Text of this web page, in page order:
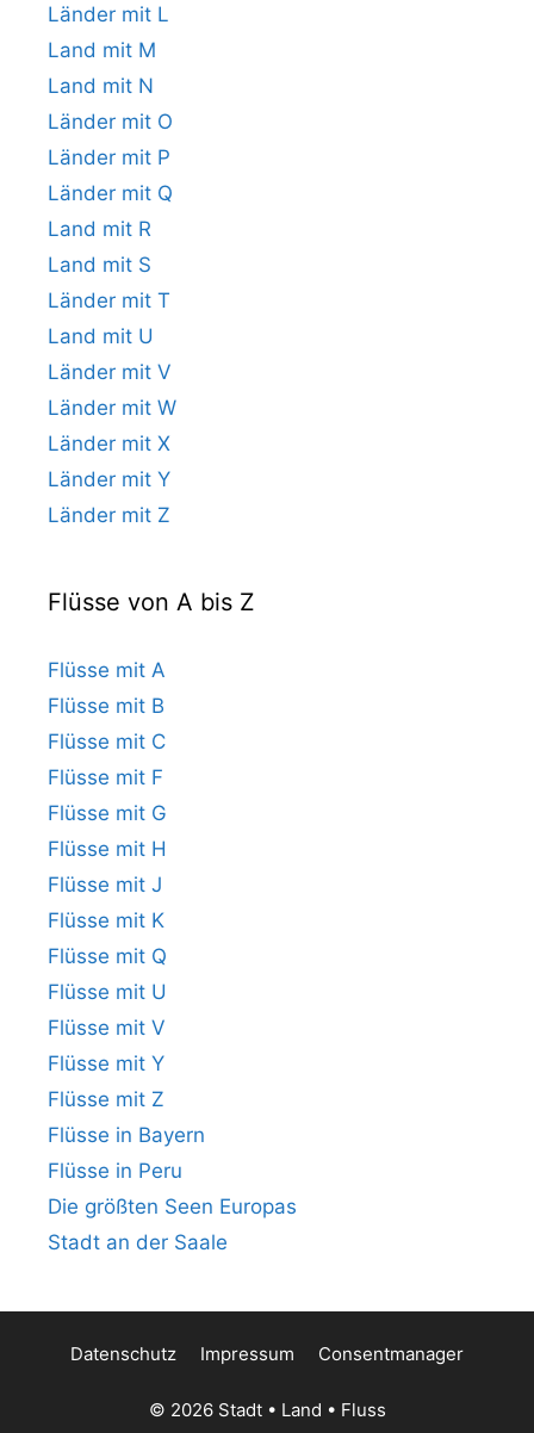
Länder mit L
Land mit M
Land mit N
Länder mit O
Länder mit P
Länder mit Q
Land mit R
Land mit S
Länder mit T
Land mit U
Länder mit V
Länder mit W
Länder mit X
Länder mit Y
Länder mit Z
Flüsse von A bis Z
Flüsse mit A
Flüsse mit B
Flüsse mit C
Flüsse mit F
Flüsse mit G
Flüsse mit H
Flüsse mit J
Flüsse mit K
Flüsse mit Q
Flüsse mit U
Flüsse mit V
Flüsse mit Y
Flüsse mit Z
Flüsse in Bayern
Flüsse in Peru
Die größten Seen Europas
Stadt an der Saale
Datenschutz Impressum Consentmanager
© 2026 Stadt • Land • Fluss